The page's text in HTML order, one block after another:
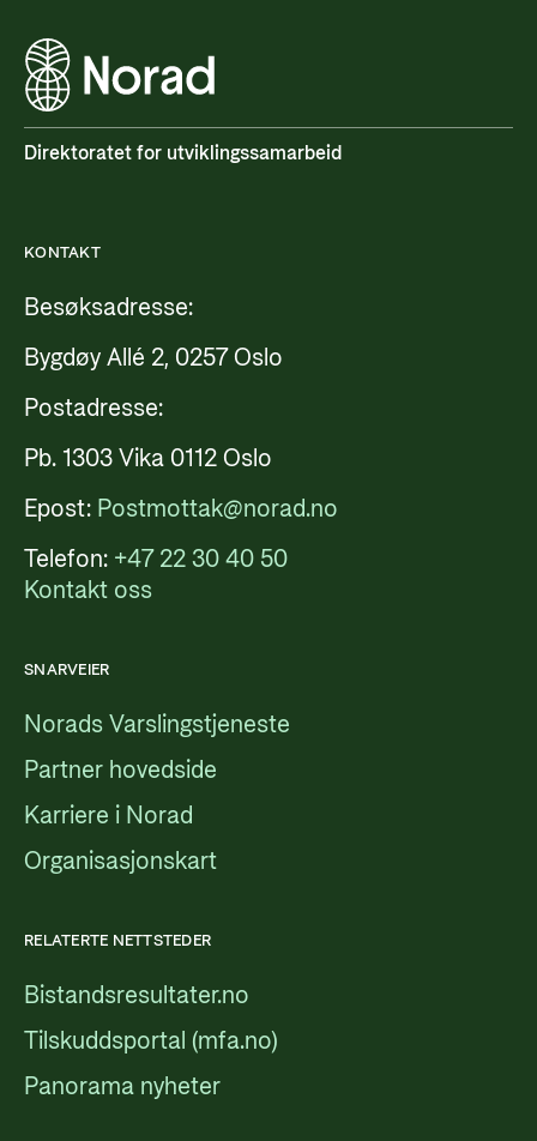
Direktoratet for utviklingssamarbeid
KONTAKT
Besøksadresse:
Bygdøy Allé 2, 0257 Oslo
Postadresse:
Pb. 1303 Vika 0112 Oslo
Epost: Postmottak@norad.no
Telefon: +47 22 30 40 50
Kontakt oss
SNARVEIER
Norads Varslingstjeneste
Partner hovedside
Karriere i Norad
Organisasjonskart
RELATERTE NETTSTEDER
Bistandsresultater.no
Tilskuddsportal (mfa.no)
Panorama nyheter